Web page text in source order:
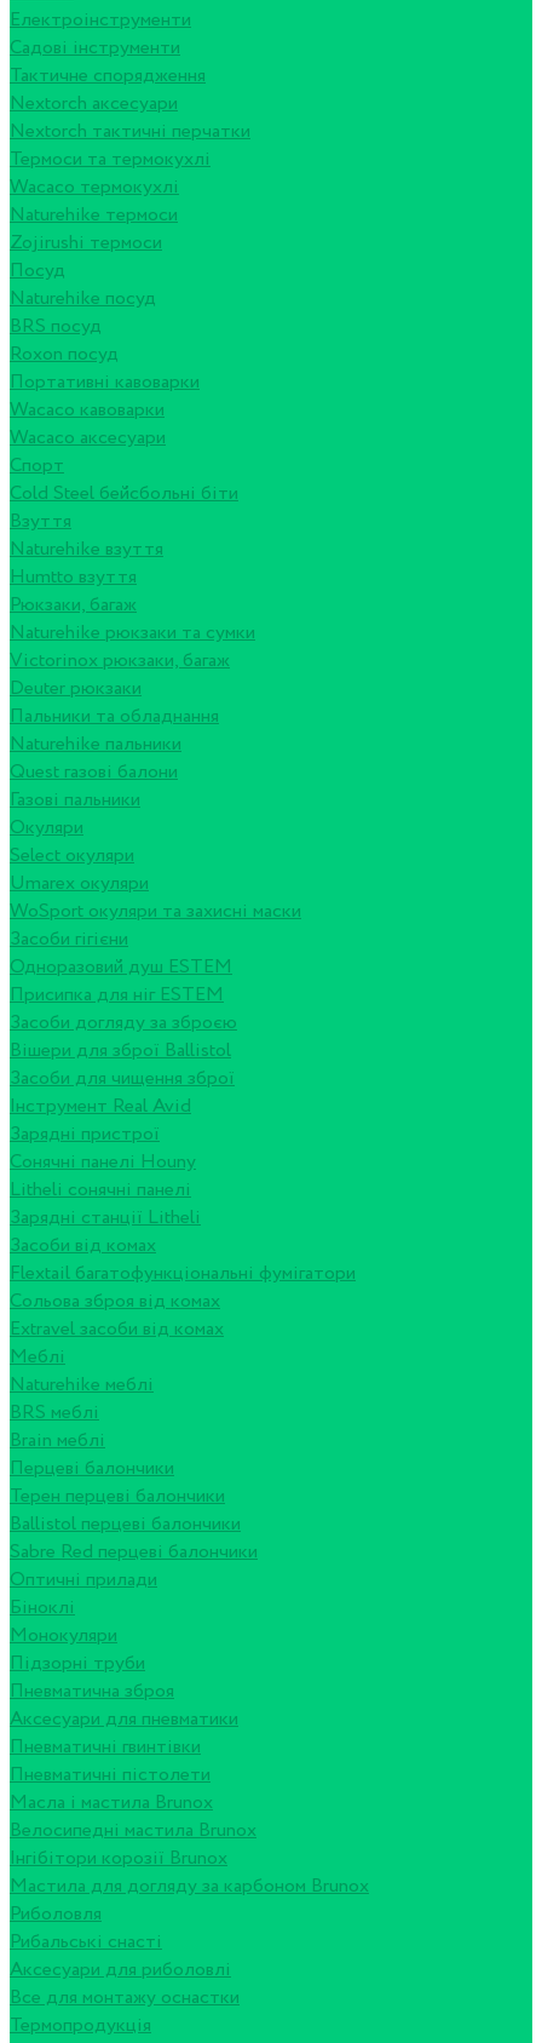
Електроінструменти
Садові інструменти
Тактичне спорядження
Nextorch аксесуари
Nextorch тактичні перчатки
Термоси та термокухлі
Wacaco термокухлі
Naturehike термоси
Zojirushi термоси
Посуд
Naturehike посуд
BRS посуд
Roxon посуд
Портативні кавоварки
Wacaco кавоварки
Wacaco аксесуари
Спорт
Cold Steel бейсбольні біти
Взуття
Naturehike взуття
Humtto взуття
Рюкзаки, багаж
Naturehike рюкзаки та сумки
Victorinox рюкзаки, багаж
Deuter рюкзаки
Пальники та обладнання
Naturehike пальники
Quest газові балони
Газові пальники
Окуляри
Select окуляри
Umarex окуляри
WoSport окуляри та захисні маски
Засоби гігієни
Одноразовий душ ESTEM
Присипка для ніг ESTEM
Засоби догляду за зброєю
Вішери для зброї Ballistol
Засоби для чищення зброї
Інструмент Real Avid
Зарядні пристрої
Сонячні панелі Houny
Litheli сонячні панелі
Зарядні станції Litheli
Засоби від комах
Flextail багатофункціональні фумігатори
Сольова зброя від комах
Extravel засоби від комах
Меблі
Naturehike меблі
BRS меблі
Brain меблі
Перцеві балончики
Терен перцеві балончики
Ballistol перцеві балончики
Sabre Red перцеві балончики
Оптичні прилади
Біноклі
Монокуляри
Підзорні труби
Пневматична зброя
Аксесуари для пневматики
Пневматичні гвинтівки
Пневматичні пістолети
Масла і мастила Brunox
Велосипедні мастила Brunox
Інгібітори корозії Brunox
Мастила для догляду за карбоном Brunox
Риболовля
Рибальські снасті
Аксесуари для риболовлі
Все для монтажу оснастки
Термопродукція